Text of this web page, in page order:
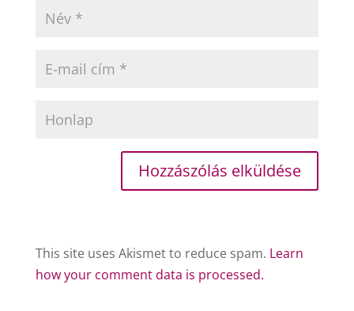
This site uses Akismet to reduce spam. Learn
how your comment data is processed.